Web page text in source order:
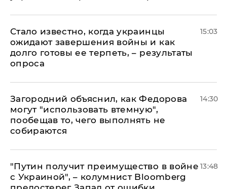
Стало известно, когда украинцы
ожидают завершения войны и как
долго готовы ее терпеть, – результаты
опроса
15:03
Загородний объяснил, как Федорова
могут "использовать втемную",
пообещав то, чего выполнять не
собираются
14:30
"Путин получит преимущество в войне
с Украиной", – колумнист Bloomberg
13:48